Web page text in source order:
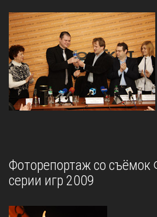
Фоторепортаж со
серии игр 2009